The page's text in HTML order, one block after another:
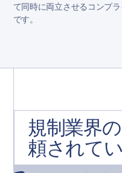
て同時に両立させるコンプ
です。
規制業界
頼されて